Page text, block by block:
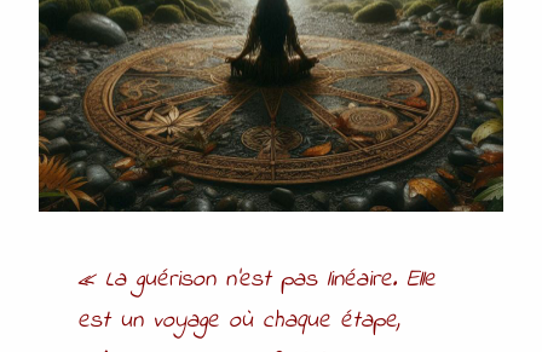
« La guérison n’est pas linéaire. Elle
est un voyage où chaque étape,